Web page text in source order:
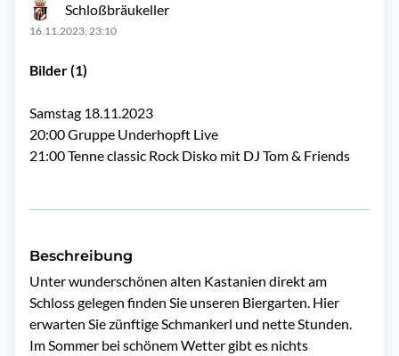
Schloßbräukeller
16.11.2023, 23:10
Bilder (1)
Samstag 18.11.2023
20:00 Gruppe Underhopft Live
21:00 Tenne classic Rock Disko mit DJ Tom & Friends
Beschreibung
Unter wunderschönen alten Kastanien direkt am
Schloss gelegen finden Sie unseren Biergarten. Hier
erwarten Sie zünftige Schmankerl und nette Stunden.
Im Sommer bei schönem Wetter gibt es nichts